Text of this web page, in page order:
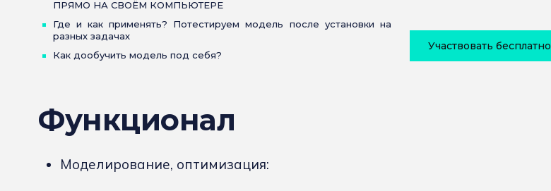
ПРЯМО НА СВОЁМ КОМПЬЮТЕРЕ
Где и как применять? Потестируем модель после установки на
разных задачах
Как дообучить модель под себя?
Участвовать бесплатно
Функционал
Моделирование, оптимизация: